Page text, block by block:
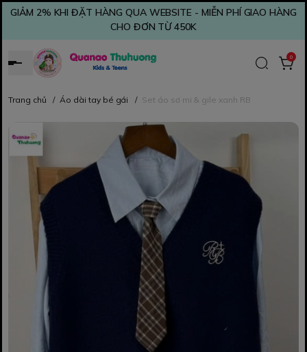
GIẢM 2% KHI ĐẶT HÀNG QUA WEBSITE - MIỄN PHÍ GIAO HÀNG
CHO ĐƠN TỪ 450K
0
Trang chủ / Áo dài tay bé gái / Set áo sơ mi & gile xanh RB